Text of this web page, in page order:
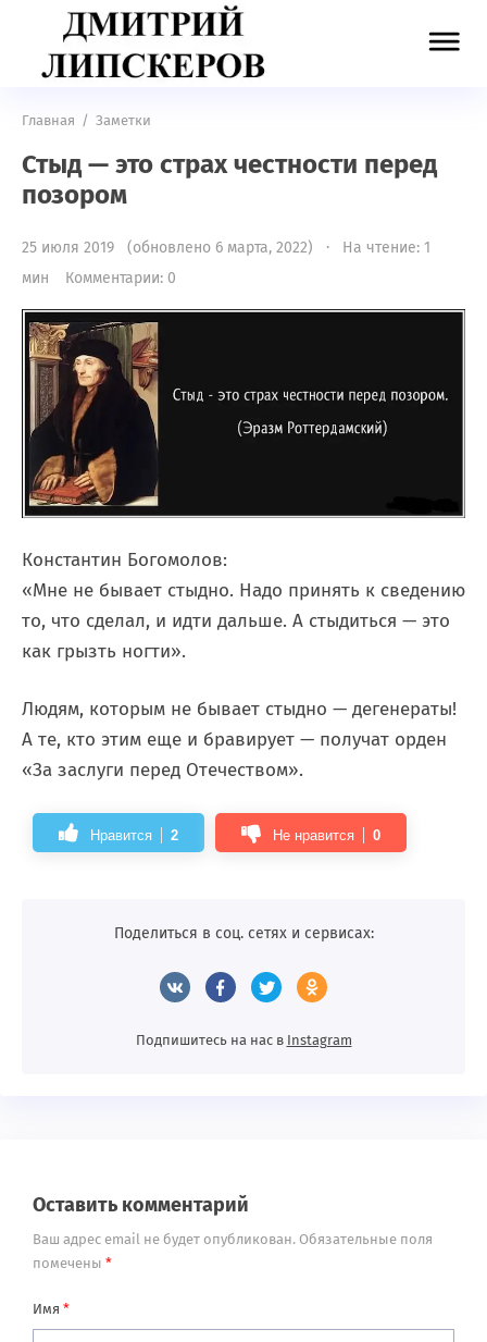
Главная / Заметки
Стыд — это страх честности перед
позором
25 июля 2019 (обновлено 6 марта, 2022) · На чтение: 1
мин
Комментарии: 0
Константин Богомолов:
«Мне не бывает стыдно. Надо принять к сведению
то, что сделал, и идти дальше. А стыдиться — это
как грызть ногти».
Людям, которым не бывает стыдно — дегенераты!
А те, кто этим еще и бравирует — получат орден
«За заслуги перед Отечеством».
Нравится 2 Не нравится 0
Поделиться в соц. сетях и сервисах:
Подпишитесь на нас в Instagram
Оставить комментарий
Ваш адрес email не будет опубликован. Обязательные поля
помечены *
Имя *